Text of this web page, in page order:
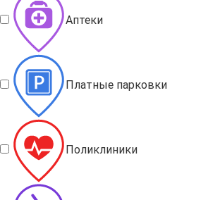
Аптеки
Платные парковки
Поликлиники